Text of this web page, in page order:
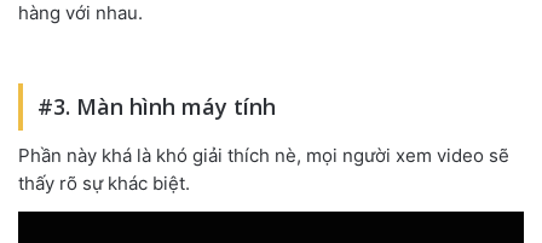
hàng với nhau.
#3. Màn hình máy tính
Phần này khá là khó giải thích nè, mọi người xem video sẽ
thấy rõ sự khác biệt.